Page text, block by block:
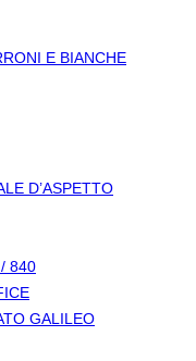
E BIANCHE
D’ASPETTO
840
GALILEO